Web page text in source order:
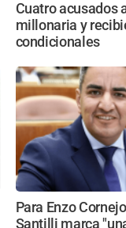
Cuatro acusados
millonaria y
condicionales
Para Enzo
Santilli marca